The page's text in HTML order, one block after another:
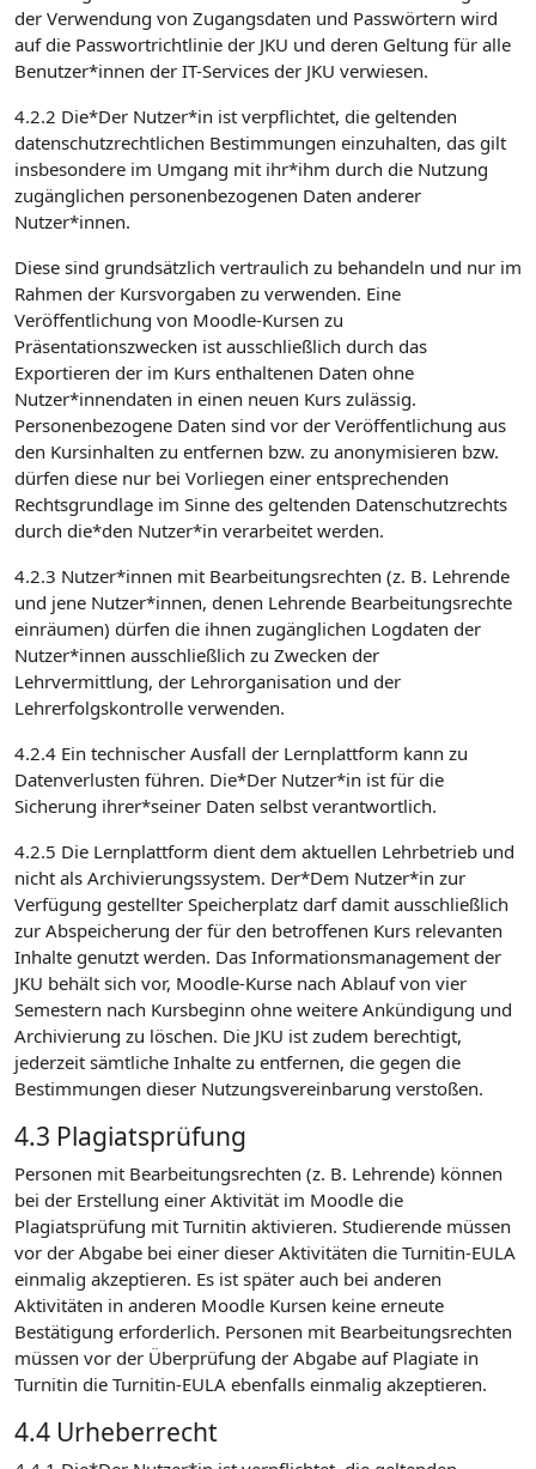
der Verwendung von Zugangsdaten und Passwörtern wird
auf die Passwortrichtlinie der JKU und deren Geltung für alle
Benutzer*innen der IT-Services der JKU verwiesen.
4.2.2 Die*Der Nutzer*in ist verpflichtet, die geltenden
datenschutzrechtlichen Bestimmungen einzuhalten, das gilt
insbesondere im Umgang mit ihr*ihm durch die Nutzung
zugänglichen personenbezogenen Daten anderer
Nutzer*innen.
Diese sind grundsätzlich vertraulich zu behandeln und nur im
Rahmen der Kursvorgaben zu verwenden. Eine
Veröffentlichung von Moodle-Kursen zu
Präsentationszwecken ist ausschließlich durch das
Exportieren der im Kurs enthaltenen Daten ohne
Nutzer*innendaten in einen neuen Kurs zulässig.
Personenbezogene Daten sind vor der Veröffentlichung aus
den Kursinhalten zu entfernen bzw. zu anonymisieren bzw.
dürfen diese nur bei Vorliegen einer entsprechenden
Rechtsgrundlage im Sinne des geltenden Datenschutzrechts
durch die*den Nutzer*in verarbeitet werden.
4.2.3 Nutzer*innen mit Bearbeitungsrechten (z. B. Lehrende
und jene Nutzer*innen, denen Lehrende Bearbeitungsrechte
einräumen) dürfen die ihnen zugänglichen Logdaten der
Nutzer*innen ausschließlich zu Zwecken der
Lehrvermittlung, der Lehrorganisation und der
Lehrerfolgskontrolle verwenden.
4.2.4 Ein technischer Ausfall der Lernplattform kann zu
Datenverlusten führen. Die*Der Nutzer*in ist für die
Sicherung ihrer*seiner Daten selbst verantwortlich.
4.2.5 Die Lernplattform dient dem aktuellen Lehrbetrieb und
nicht als Archivierungssystem. Der*Dem Nutzer*in zur
Verfügung gestellter Speicherplatz darf damit ausschließlich
zur Abspeicherung der für den betroffenen Kurs relevanten
Inhalte genutzt werden. Das Informationsmanagement der
JKU behält sich vor, Moodle-Kurse nach Ablauf von vier
Semestern nach Kursbeginn ohne weitere Ankündigung und
Archivierung zu löschen. Die JKU ist zudem berechtigt,
jederzeit sämtliche Inhalte zu entfernen, die gegen die
Bestimmungen dieser Nutzungsvereinbarung verstoßen.
4.3 Plagiatsprüfung
Personen mit Bearbeitungsrechten (z. B. Lehrende) können
bei der Erstellung einer Aktivität im Moodle die
Plagiatsprüfung mit Turnitin aktivieren. Studierende müssen
vor der Abgabe bei einer dieser Aktivitäten die Turnitin-EULA
einmalig akzeptieren. Es ist später auch bei anderen
Aktivitäten in anderen Moodle Kursen keine erneute
Bestätigung erforderlich. Personen mit Bearbeitungsrechten
müssen vor der Überprüfung der Abgabe auf Plagiate in
Turnitin die Turnitin-EULA ebenfalls einmalig akzeptieren.
4.4 Urheberrecht